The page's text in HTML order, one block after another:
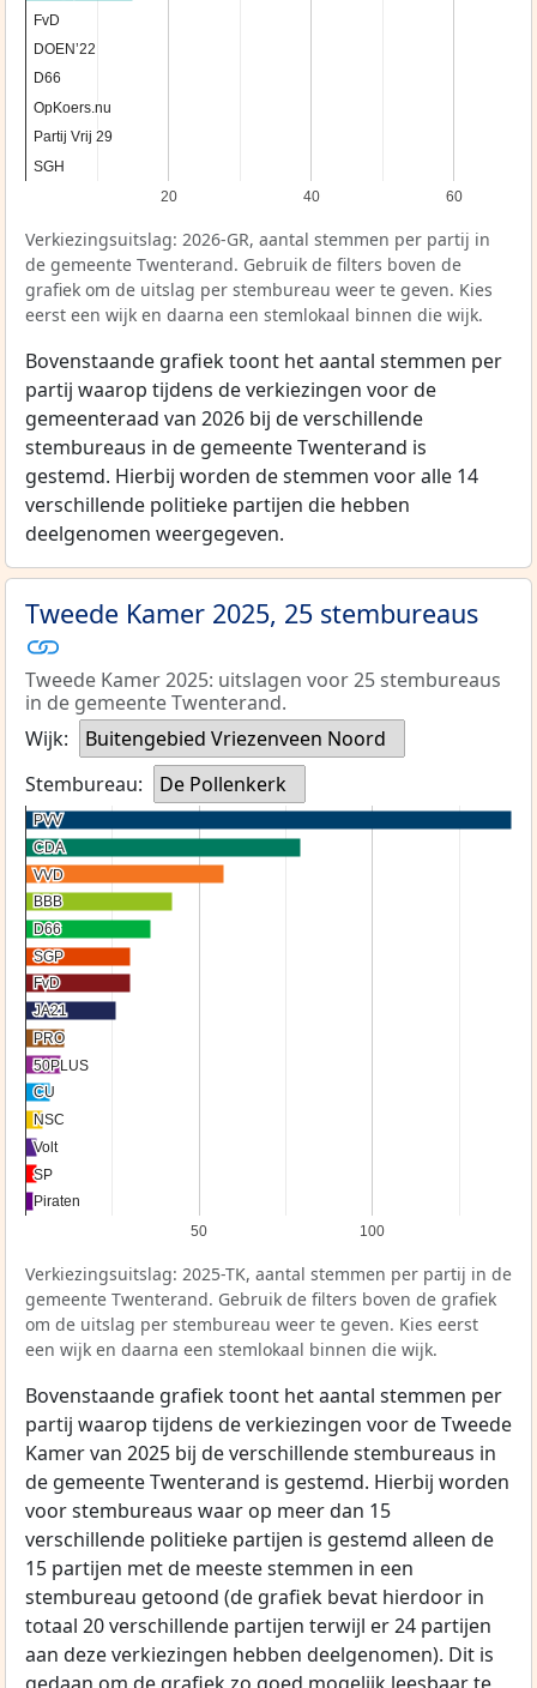
20 40 60
FvD
FvD
DOEN’22
DOEN’22
D66
D66
OpKoers.nu
OpKoers.nu
Partij Vrij 29
Partij Vrij 29
SGH
SGH
Verkiezingsuitslag: 2026-GR, aantal stemmen per partij in
de gemeente Twenterand. Gebruik de filters boven de
grafiek om de uitslag per stembureau weer te geven. Kies
eerst een wijk en daarna een stemlokaal binnen die wijk.
Bovenstaande grafiek toont het aantal stemmen per
partij waarop tijdens de verkiezingen voor de
gemeenteraad van 2026 bij de verschillende
stembureaus in de gemeente Twenterand is
gestemd. Hierbij worden de stemmen voor alle 14
verschillende politieke partijen die hebben
deelgenomen weergegeven.
Tweede Kamer 2025, 25 stembureaus
Tweede Kamer 2025: uitslagen voor 25 stembureaus
in de gemeente Twenterand.
Wijk:
Buitengebied Vriezenveen Noord
Stembureau:
De Pollenkerk
50 100
PVV
PVV
CDA
CDA
VVD
VVD
BBB
BBB
D66
D66
SGP
SGP
FvD
FvD
JA21
JA21
PRO
PRO
50PLUS
50PLUS
CU
CU
NSC
NSC
Volt
Volt
SP
SP
Piraten
Piraten
Verkiezingsuitslag: 2025-TK, aantal stemmen per partij in de
gemeente Twenterand. Gebruik de filters boven de grafiek
om de uitslag per stembureau weer te geven. Kies eerst
een wijk en daarna een stemlokaal binnen die wijk.
Bovenstaande grafiek toont het aantal stemmen per
partij waarop tijdens de verkiezingen voor de Tweede
Kamer van 2025 bij de verschillende stembureaus in
de gemeente Twenterand is gestemd. Hierbij worden
voor stembureaus waar op meer dan 15
verschillende politieke partijen is gestemd alleen de
15 partijen met de meeste stemmen in een
stembureau getoond (de grafiek bevat hierdoor in
totaal 20 verschillende partijen terwijl er 24 partijen
aan deze verkiezingen hebben deelgenomen). Dit is